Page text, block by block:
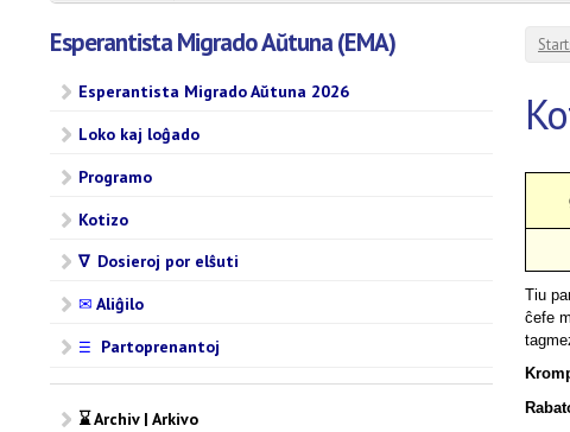
Esperantista Migrado Aŭtuna (EMA)
Esperantista Migrado Aŭtuna 2026
Loko kaj loĝado
Programo
Kotizo
∇ Dosieroj por elŝuti
✉ Aliĝilo
☰ Partoprenantoj
⌛ Archiv | Arkivo
Tiu
ĉefe